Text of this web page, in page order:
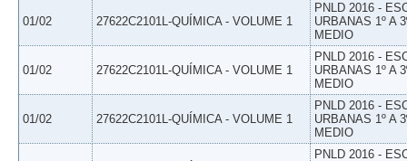
01/02 27622C2101L-QUÍMICA - VOLUME 1
PNLD 2016 -
URBANAS 1º A
MEDIO
01/02 27622C2101L-QUÍMICA - VOLUME 1
PNLD 2016 -
URBANAS 1º A
MEDIO
01/02 27622C2101L-QUÍMICA - VOLUME 1
PNLD 2016 -
URBANAS 1º A
MEDIO
PNLD 2016 -